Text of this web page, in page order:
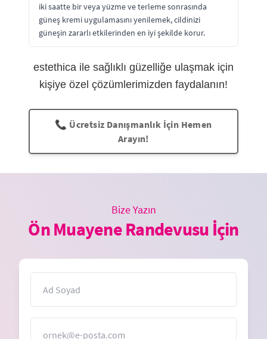
iki saatte bir veya yüzme ve terleme sonrasında
güneş kremi uygulamasını yenilemek, cildinizi
güneşin zararlı etkilerinden en iyi şekilde korur.
estethica ile sağlıklı güzelliğe ulaşmak için
kişiye özel çözümlerimizden faydalanın!
📞 Ücretsiz Danışmanlık İçin Hemen
Arayın!
Bize Yazın
Ön Muayene Randevusu İçin